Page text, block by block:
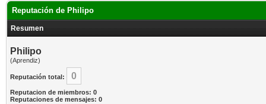
Reputación de Philipo
Resumen
Philipo
(Aprendiz)
Reputación total: 0
Reputacion de miembros: 0
Reputaciones de mensajes: 0